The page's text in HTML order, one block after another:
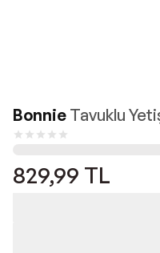
Bonnie Tavuklu
829,99 TL